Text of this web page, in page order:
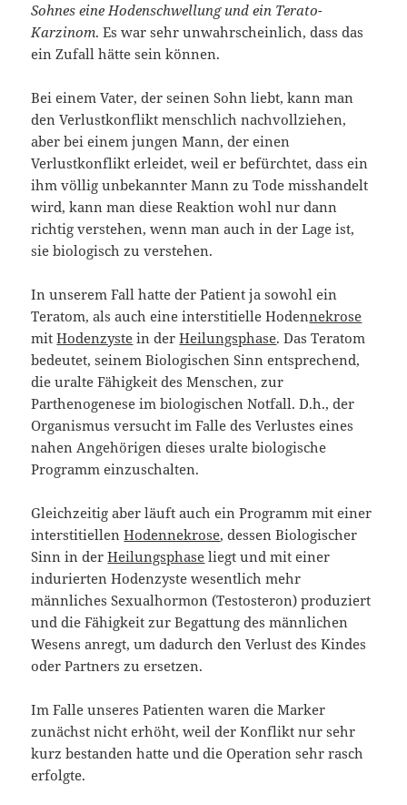
Sohnes eine Hodenschwellung und ein Terato-
Karzinom. Es war sehr unwahrscheinlich, dass das
ein Zufall hätte sein können.
Bei einem Vater, der seinen Sohn liebt, kann man
den Verlustkonflikt menschlich nachvollziehen,
aber bei einem jungen Mann, der einen
Verlustkonflikt erleidet, weil er befürchtet, dass ein
ihm völlig unbekannter Mann zu Tode misshandelt
wird, kann man diese Reaktion wohl nur dann
richtig verstehen, wenn man auch in der Lage ist,
sie biologisch zu verstehen.
In unserem Fall hatte der Patient ja sowohl ein
Teratom, als auch eine interstitielle Hodennekrose
mitHodenzyste in derHeilungsphase. Das Teratom
bedeutet, seinem Biologischen Sinn entsprechend,
die uralte Fähigkeit des Menschen, zur
Parthenogenese im biologischen Notfall. D.h., der
Organismus versucht im Falle des Verlustes eines
nahen Angehörigen dieses uralte biologische
Programm einzuschalten.
Gleichzeitig aber läuft auch ein Programm mit einer
interstitiellenHodennekrose, dessen Biologischer
Sinn in derHeilungsphase liegt und mit einer
indurierten Hodenzyste wesentlich mehr
männliches Sexualhormon (Testosteron) produziert
und die Fähigkeit zur Begattung des männlichen
Wesens anregt, um dadurch den Verlust des Kindes
oder Partners zu ersetzen.
Im Falle unseres Patienten waren die Marker
zunächst nicht erhöht, weil der Konflikt nur sehr
kurz bestanden hatte und die Operation sehr rasch
erfolgte.